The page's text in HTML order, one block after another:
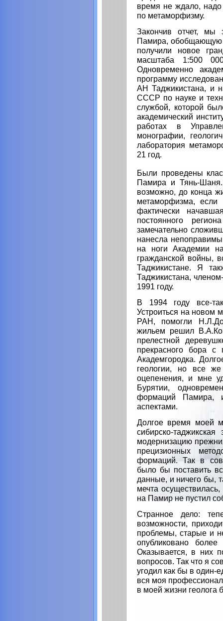
время не ждало,
по метаморфизму.
Закончив отчет, мы
Памира, обобщающую
получили новое
масштаба 1:500
Одновременно
программу
АН Таджикистана, и
СССР по науке и
службой, которой
академический
работах в
монографии,
лаборатория
21 год.
Были проведены
Памира и Тянь-
возможно, до конца
метаморфизма, если
фактически
постоянного
замечательно
нанесла
на ноги Академии
гражданской войны,
Таджикистане. Я
Таджикистана,
1991 году.
В 1994 году все-
Устроиться на новом
РАН, помогли
жильем решил
прелестной
прекрасного бора
Академгородка.
геологии, но все
оцепенения, и мне
Бурятии,
формаций Памира,
аспектами.
Долгое время моей
сибирско-
модернизацию
прецизионных
формаций. Так в
было бы поставить
данные, и ничего бы,
мечта
на Памир не пустил
Странное дело:
возможности,
проблемы, старые и
опубликовано
Оказывается, в них
вопросов. Так что я
угодил как бы в один-
вся моя
в моей жизни геолога